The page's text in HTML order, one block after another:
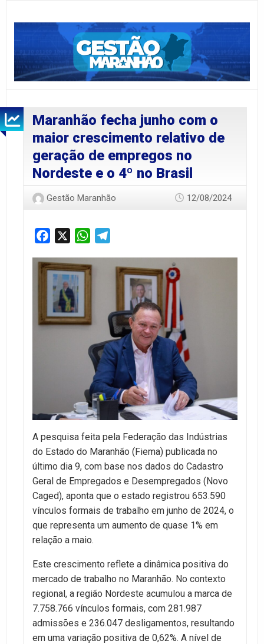
Maranhão fecha junho com o
maior crescimento relativo de
geração de empregos no
Nordeste e o 4º no Brasil
Gestão Maranhão 12/08/2024
Facebook WhatsApp
A pesquisa feita pela Federação das Indústrias
do Estado do Maranhão (Fiema) publicada no
último dia 9, com base nos dados do Cadastro
Geral de Empregados e Desempregados (Novo
Caged), aponta que o estado registrou 653.590
vínculos formais de trabalho em junho de 2024, o
que representa um aumento de quase 1% em
relação a maio.
Este crescimento reflete a dinâmica positiva do
mercado de trabalho no Maranhão. No contexto
regional, a região Nordeste acumulou a marca de
7.758.766 vínculos formais, com 281.987
admissões e 236.047 desligamentos, resultando
em uma variação positiva de 0,62%. A nível de